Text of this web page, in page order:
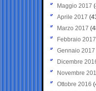
Maggio 2017
Aprile 2017
Marzo 2017
Febbraio 2017
Gennaio 2017
Dicembre
Novembre
Ottobre 2016